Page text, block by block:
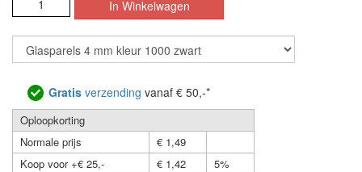
Gratis verzending vanaf € 50,-*
Oploopkorting
Normale prijs
€ 1,49
Koop voor +€ 25,-
€ 1,42
5%